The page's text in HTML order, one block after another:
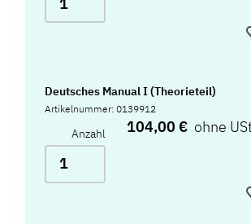
Deutsches Manual I (Theorieteil)
Artikelnummer: 0139912
Anzahl 104,00 €